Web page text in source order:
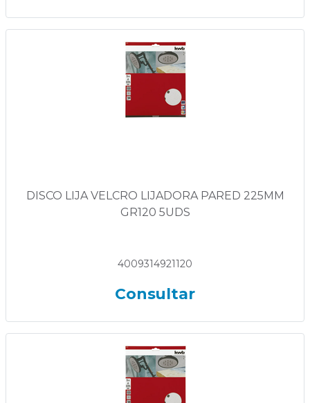
DISCO LIJA VELCRO LIJADORA PARED 225MM
GR120 5UDS
4009314921120
Consultar